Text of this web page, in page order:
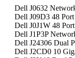
Dell J0632
Dell J09D3 48
Dell J0J1W 48
Dell J1P3P
Dell J24306 Dual
Dell J2CD0 10